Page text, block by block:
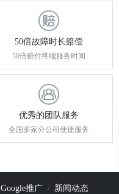
50倍故障时长赔偿
50倍赔付终端服务时间
优秀的团队服务
全国多家分公司便捷服务
Google推广
新闻动态